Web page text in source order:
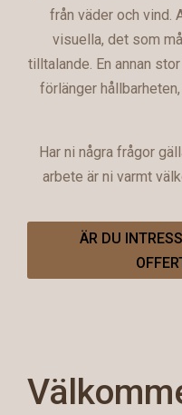
från väder och vind.
visuella, det som
tilltalande. En annan
förlänger
Har ni några frågor
arbete är ni varmt
ÄR DU